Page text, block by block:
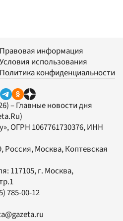
Правовая информация
Условия использования
Политика конфиденциальности
– Главные новости дня
, ОГРН 1067761730376, ИНН
Россия, Москва, Коптевская
117105, г. Москва,
785-00-12